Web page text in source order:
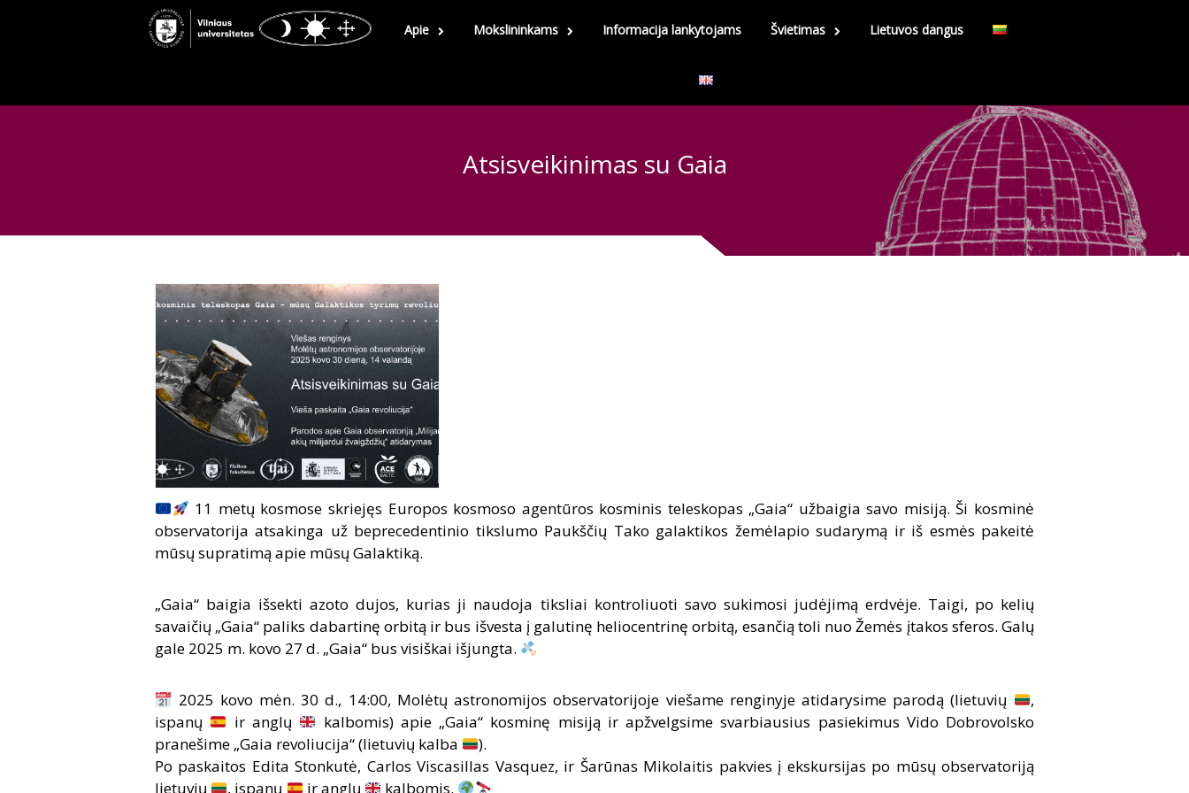
Apie Mokslininkams Informacija lankytojams Švietimas Lietuvos dangus
Atsisveikinimas su Gaia
11 metų kosmose skriejęs Europos kosmoso agentūros kosminis teleskopas „Gaia“ užbaigia savo misiją. Ši kosminė
observatorija atsakinga už beprecedentinio tikslumo Paukščių Tako galaktikos žemėlapio sudarymą ir iš esmės pakeitė
mūsų supratimą apie mūsų Galaktiką.
„Gaia“ baigia išsekti azoto dujos, kurias ji naudoja tiksliai kontroliuoti savo sukimosi judėjimą erdvėje. Taigi, po kelių
savaičių „Gaia“ paliks dabartinę orbitą ir bus išvesta į galutinę heliocentrinę orbitą, esančią toli nuo Žemės įtakos sferos. Galų
gale 2025 m. kovo 27 d. „Gaia“ bus visiškai išjungta.
2025 kovo mėn. 30 d., 14:00, Molėtų astronomijos observatorijoje viešame renginyje atidarysime parodą (lietuvių
,
ispanų
ir anglų
kalbomis) apie „Gaia“ kosminę misiją ir apžvelgsime svarbiausius pasiekimus Vido Dobrovolsko
pranešime „Gaia revoliucija“ (lietuvių kalba
).
Po paskaitos Edita Stonkutė, Carlos Viscasillas Vasquez, ir Šarūnas Mikolaitis pakvies į ekskursijas po mūsų observatoriją
lietuvių
, ispanų ir anglų kalbomis.